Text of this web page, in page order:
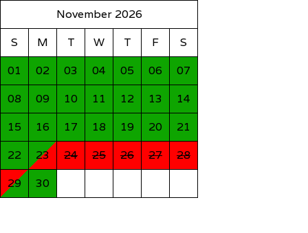
November 2026
S
M T W T F
S
01
02 03 04 05 06
07
08
09 10 11 12 13
14
15
16 17 18 19 20
21
22
23 24 25 26 27
28
29
30